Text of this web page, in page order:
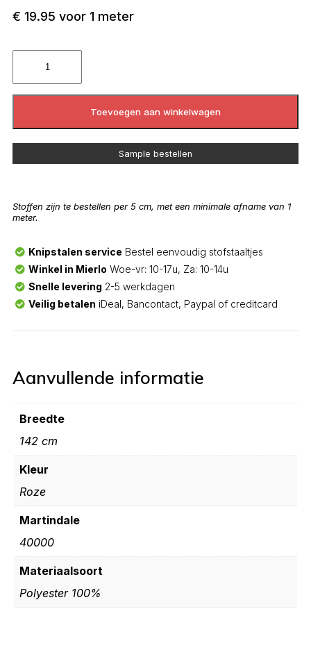
€ 19.95 voor 1 meter
Toevoegen aan winkelwagen
Sample bestellen
Stoffen zijn te bestellen per 5 cm, met een minimale afname van 1
meter.
Knipstalen service Bestel eenvoudig stofstaaltjes
Winkel in Mierlo Woe-vr: 10-17u, Za: 10-14u
Snelle levering 2-5 werkdagen
Veilig betalen iDeal, Bancontact, Paypal of creditcard
Aanvullende informatie
Breedte
142 cm
Kleur
Roze
Martindale
40000
Materiaalsoort
Polyester 100%